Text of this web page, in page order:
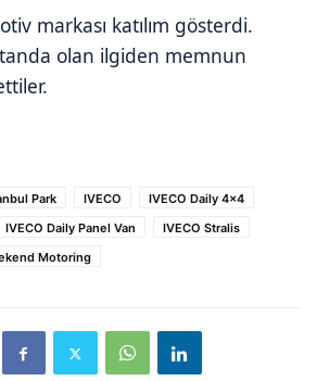
markası katılım gösterdi.
olan ilgiden memnun
Park IVECO
IVECO Daily 4x4
IVECO Daily Panel Van
IVECO Stralis
Motoring